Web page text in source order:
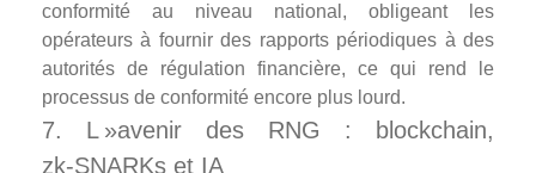
conformité au niveau national, obligeant les
opérateurs à fournir des rapports périodiques à des
autorités de régulation financière, ce qui rend le
processus de conformité encore plus lourd.
7. L »avenir des RNG : blockchain,
zk‑SNARKs et IA